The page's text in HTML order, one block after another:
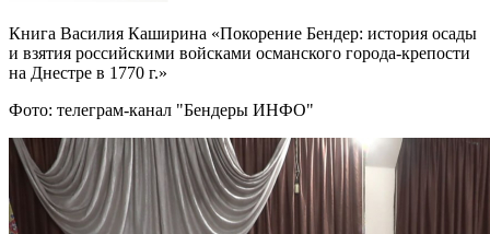
Книга Василия Каширина «Покорение Бендер: история осады
и взятия российскими войсками османского города-крепости
на Днестре в 1770 г.»
Фото: телеграм-канал "Бендеры ИНФО"